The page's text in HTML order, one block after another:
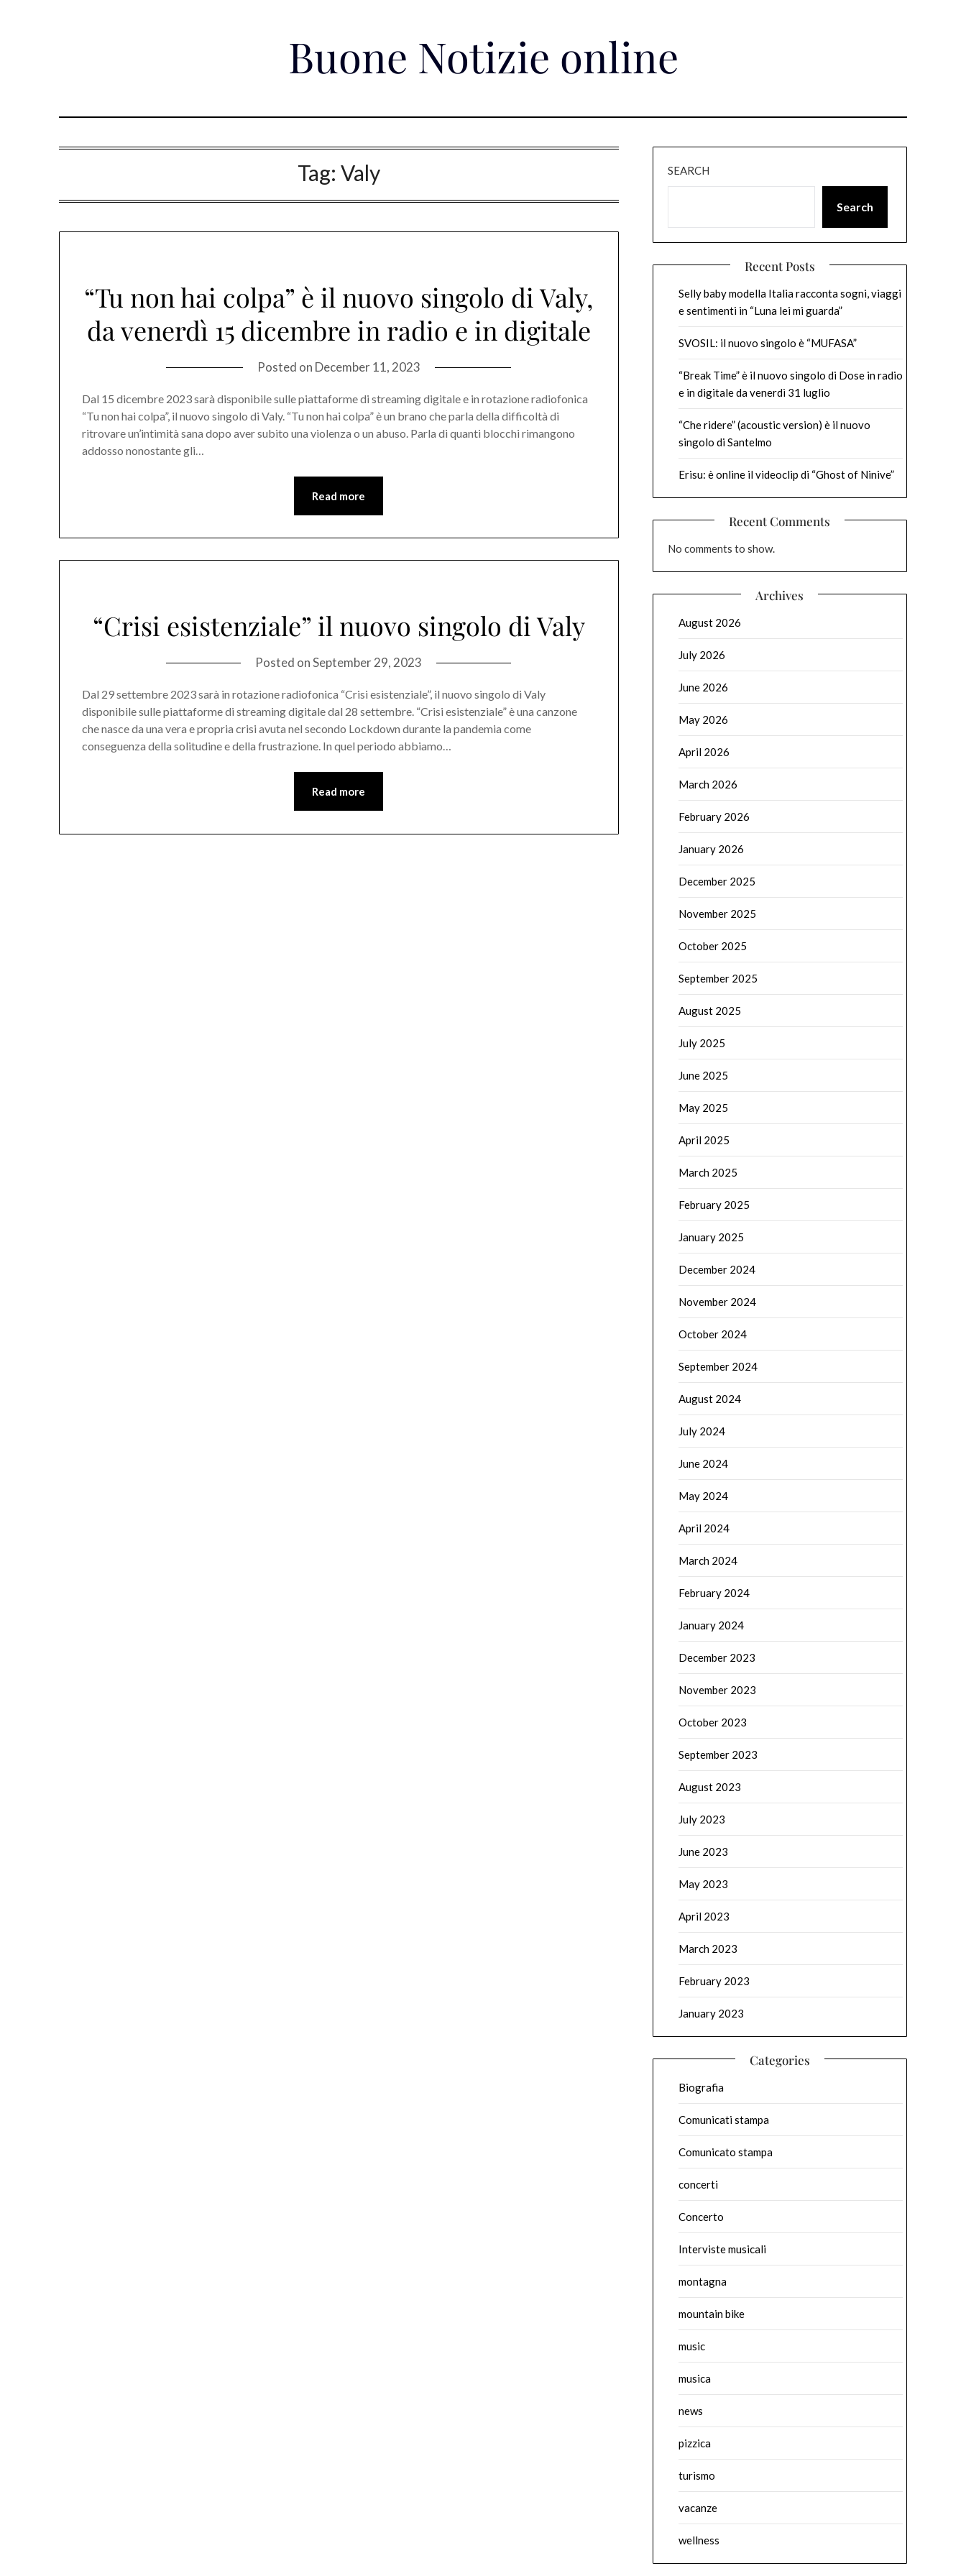
Buone Notizie online
Tag: Valy
“Tu non hai colpa” è il nuovo singolo di Valy,
da venerdì 15 dicembre in radio e in digitale
Posted on December 11, 2023
Dal 15 dicembre 2023 sarà disponibile sulle piattaforme di streaming digitale e in rotazione radiofonica
“Tu non hai colpa”, il nuovo singolo di Valy. “Tu non hai colpa” è un brano che parla della difficoltà di
ritrovare un’intimità sana dopo aver subito una violenza o un abuso. Parla di quanti blocchi rimangono
addosso nonostante gli…
Read more
“Crisi esistenziale” il nuovo singolo di Valy
Posted onSeptember 29, 2023
Dal 29 settembre 2023 sarà in rotazione radiofonica “Crisi esistenziale”, il nuovo singolo di Valy
disponibile sulle piattaforme di streaming digitale dal 28 settembre. “Crisi esistenziale” è una canzone
che nasce da una vera e propria crisi avuta nel secondo Lockdown durante la pandemia come
conseguenza della solitudine e della frustrazione. In quel periodo abbiamo…
Read more
SEARCH
Search
Recent Posts
Selly baby modella Italia racconta sogni, viaggi
e sentimenti in “Luna lei mi guarda”
SVOSIL: il nuovo singolo è “MUFASA”
“Break Time” è il nuovo singolo di Dose in radio
e in digitale da venerdì 31 luglio
“Che ridere” (acoustic version) è il nuovo
singolo di Santelmo
Erisu: è online il videoclip di “Ghost of Ninive”
Recent Comments
No comments to show.
Archives
August 2026
July 2026
June 2026
May 2026
April 2026
March 2026
February 2026
January 2026
December 2025
November 2025
October 2025
September 2025
August 2025
July 2025
June 2025
May 2025
April 2025
March 2025
February 2025
January 2025
December 2024
November 2024
October 2024
September 2024
August 2024
July 2024
June 2024
May 2024
April 2024
March 2024
February 2024
January 2024
December 2023
November 2023
October 2023
September 2023
August 2023
July 2023
June 2023
May 2023
April 2023
March 2023
February 2023
January 2023
Categories
Biografia
Comunicati stampa
Comunicato stampa
concerti
Concerto
Interviste musicali
montagna
mountain bike
music
musica
news
pizzica
turismo
vacanze
wellness